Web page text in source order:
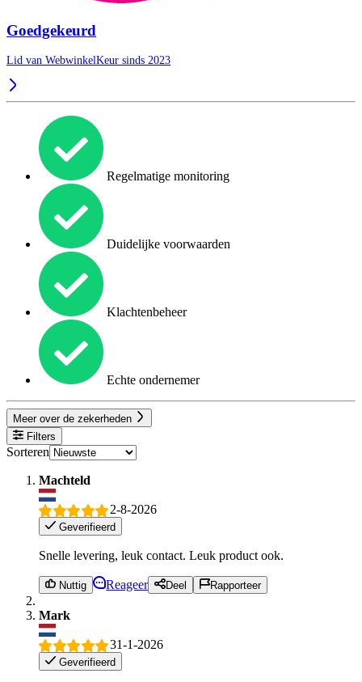
Goedgekeurd
Lid van WebwinkelKeur sinds 2023
Regelmatige monitoring
Duidelijke voorwaarden
Klachtenbeheer
Echte ondernemer
Meer over de zekerheden
Filters
Sorteren
Machteld
2-8-2026
Geverifieerd
Snelle levering, leuk contact. Leuk product ook.
Nuttig Reageer Deel Rapporteer
Mark
31-1-2026
Geverifieerd